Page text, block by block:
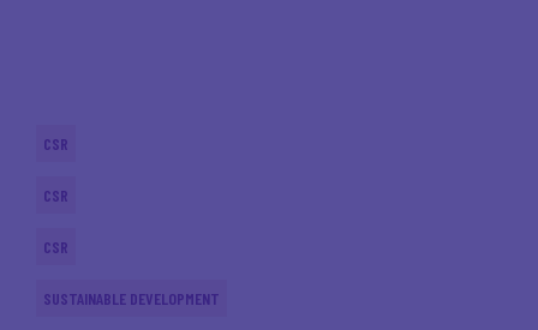
CSR
CSR
CSR
SUSTAINABLE DEVELOPMENT